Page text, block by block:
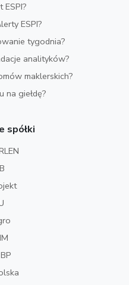
ESPI?
ESPI?
tygodnia?
analityków?
maklerskich?
na giełdę?
spółki